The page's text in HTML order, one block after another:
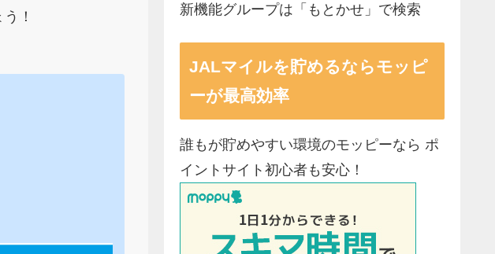
！
新機能グループは「もとかせ」で検索
JALマイルを貯めるならモッピ
ーが最高効率
誰もが貯めやすい環境のモッピーなら ポ
イントサイト初心者も安心！